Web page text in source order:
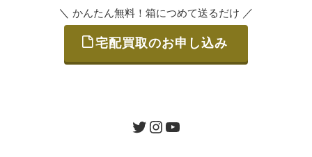
ご発送
＼ かんたん無料！箱につめて送るだけ ／
宅配買取のお申し込み
ツイッターインスタグラムユーチューブ